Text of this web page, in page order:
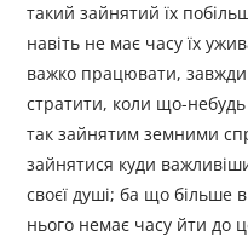
такий зайнятий їх
навіть не має часу їх
важко працювати,
стратити, коли що-небудь
так зайнятим земними
зайнятися куди
своєї душі; ба що більше
нього немає часу йти до